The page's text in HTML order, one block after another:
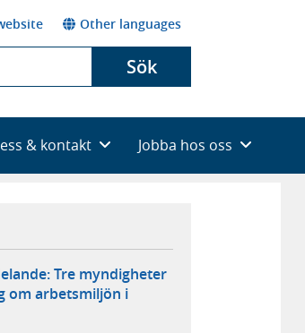
Other languages
Sök
& kontakt Jobba hos oss
Tre myndigheter
om arbetsmiljön i